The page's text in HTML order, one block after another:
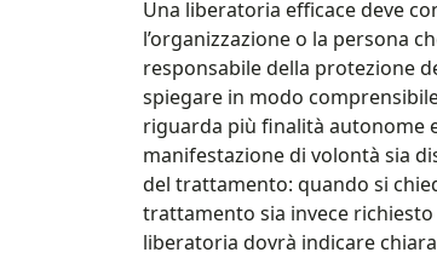
Una liberatoria efficace deve
l’organizzazione o la persona
responsabile della protezione
spiegare in modo
riguarda più finalità autonome
manifestazione di volontà sia
del trattamento: quando si
trattamento sia invece
liberatoria dovrà indicare